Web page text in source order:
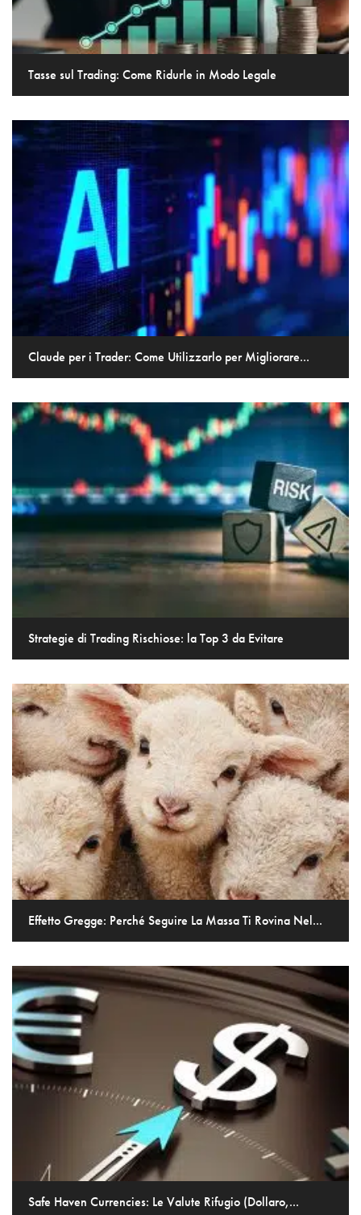
Tasse sul Trading: Come Ridurle in Modo Legale
Claude per i Trader: Come Utilizzarlo per Migliorare...
Strategie di Trading Rischiose: la Top 3 da Evitare
Effetto Gregge: Perché Seguire La Massa Ti Rovina Nel...
Safe Haven Currencies: Le Valute Rifugio (Dollaro,...